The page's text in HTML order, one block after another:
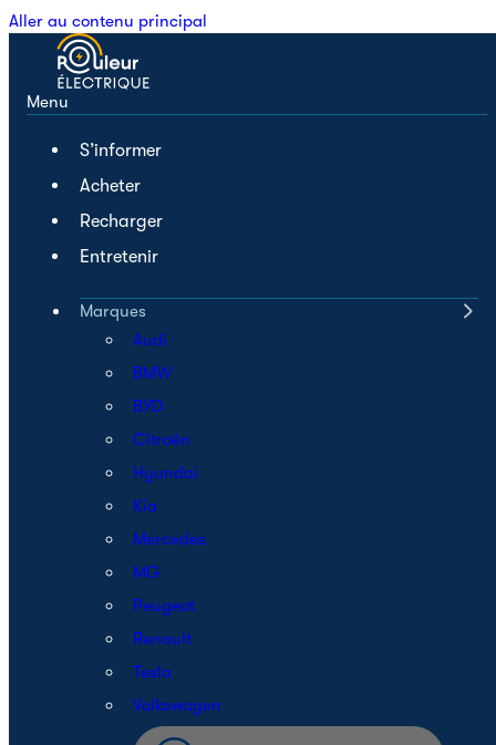
Aller au contenu principal
Menu
S’informer
Acheter
Recharger
Entretenir
Marques
Audi
BMW
BYD
Citroën
Hyundai
Kia
Mercedes
MG
Peugeot
Renault
Tesla
Volkswagen